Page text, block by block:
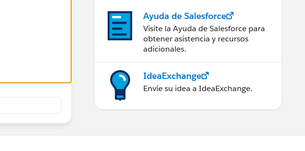
Ayuda de Salesforce
Visite la Ayuda de Salesforce para
obtener asistencia y recursos
adicionales.
IdeaExchange
Envíe su idea a IdeaExchange.